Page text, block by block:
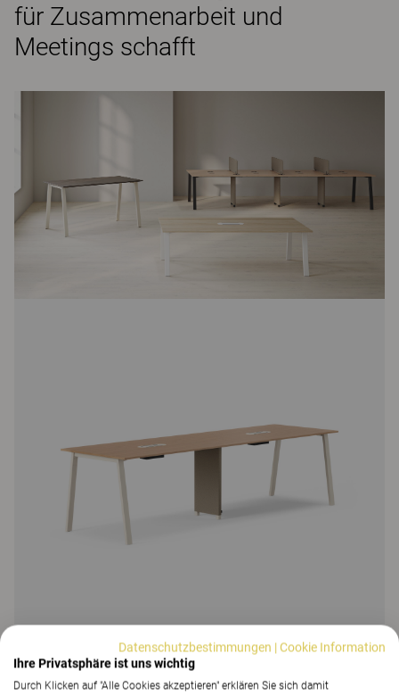
für Zusammenarbeit und
Meetings schafft
Datenschutzbestimmungen |Cookie Information
Ihre Privatsphäre ist uns wichtig
Durch Klicken auf "Alle Cookies akzeptieren" erklären Sie sich damit